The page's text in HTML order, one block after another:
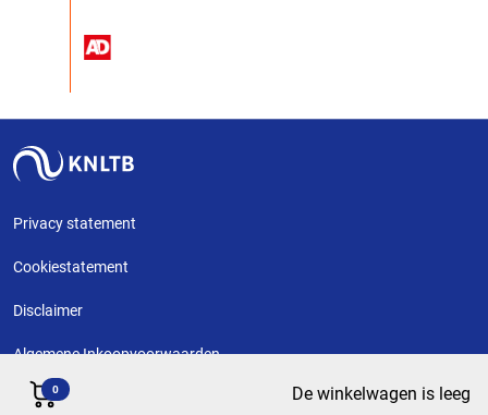
0 De winkelwagen is leeg
Privacy statement
Cookiestatement
Disclaimer
Algemene Inkoopvoorwaarden
Copyright KNLTB @ 2026